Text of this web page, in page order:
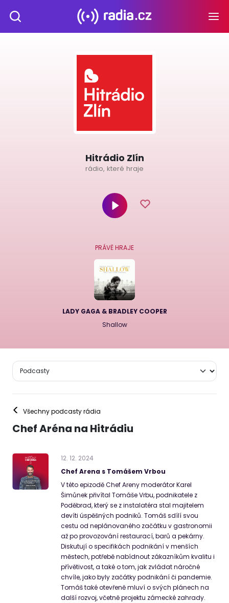
Hitrádio Zlín
rádio, které hraje
PRÁVĚ HRAJE
LADY GAGA & BRADLEY COOPER
Shallow
< Všechny podcasty rádia
Chef Aréna na Hitrádiu
12. 12. 2024
Chef Arena s Tomášem Vrbou
V této epizodě Chef Areny moderátor Karel
Šimůnek přivítal Tomáše Vrbu, podnikatele z
Poděbrad, který se z instalatéra stal majitelem
devíti úspěšných podniků. Tomáš sdílí svou
cestu od neplánovaného začátku v gastronomii
až po provozování restaurací, barů a pekárny.
Diskutují o specifikách podnikání v menších
městech, potřebě nabídnout zákazníkům kvalitu i
přívětivost, a také o tom, jak zvládat náročné
chvíle, jako byly začátky podnikání či pandemie.
Tomáš také otevřeně mluví o svých plánech na
další rozvoj, včetně projektu zámecké zahrady.